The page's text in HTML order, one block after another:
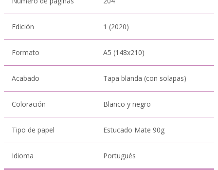
Edición 1 (2020)
Formato A5 (148x210)
Acabado Tapa blanda (con solapas)
Coloración Blanco y negro
Tipo de papel Estucado Mate 90g
Idioma Portugués